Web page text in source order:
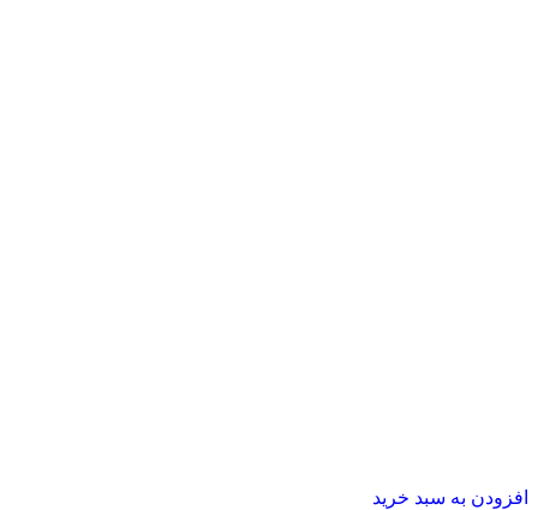
افزودن به سبد خرید